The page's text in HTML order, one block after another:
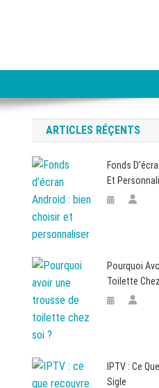
ARTICLES RÉÇENTS
Fonds
Et
Pourquoi
Toilette
IPTV : Ce
Sigle